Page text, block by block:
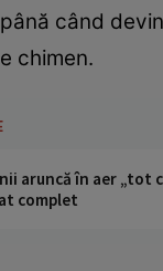
când
chimen.
aruncă în aer „tot
complet